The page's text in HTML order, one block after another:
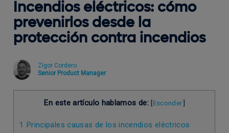
Incendios eléctricos: cómo
prevenirlos desde la
protección contra incendios
Zígor Cordero
Senior Product Manager
En este artículo hablamos de: [Esconder]
1 Principales causas de los incendios eléctricos